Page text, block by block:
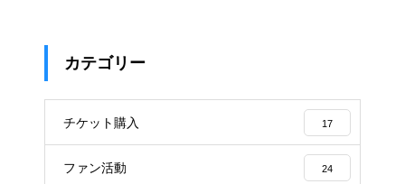
カテゴリー
チケット購入 17
ファン活動 24